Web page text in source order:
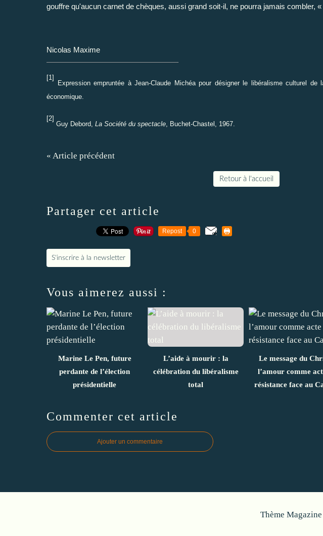
gouffre qu'aucun carnet de chèques, aussi grand soit-il, ne pourra jamais combler,
Nicolas Maxime
[1]
Expression empruntée à Jean-Claude Michéa pour désigner le libéralisme culturel
économique.
[2]
Guy Debord, La Société du spectacle, Buchet-Chastel, 1967.
« Article précédent
Retour à l'accueil
Partager cet article
Repost 0
S'inscrire à la newsletter
Vous aimerez aussi :
Marine Le Pen, future
perdante de l’élection
présidentielle
L’aide à mourir : la
célébration du libéralisme
total
Le message du
l’amour comme
résistance face au
Commenter cet article
Ajouter un commentaire
Thème